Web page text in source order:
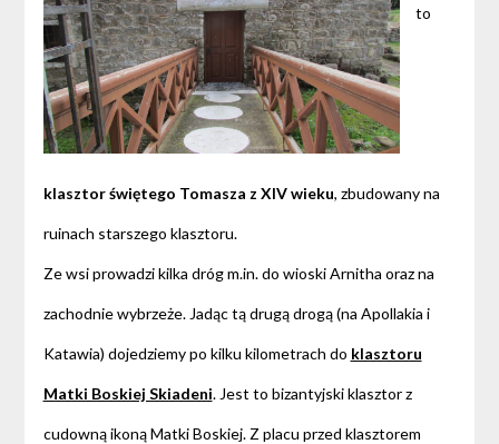
to
klasztor świętego Tomasza z XIV wieku, zbudowany na
ruinach starszego klasztoru.
Ze wsi prowadzi kilka dróg m.in. do wioski Arnitha oraz na
zachodnie wybrzeże. Jadąc tą drugą drogą (na Apollakia i
Katawia) dojedziemy po kilku kilometrach do klasztoru
Matki Boskiej Skiadeni. Jest to bizantyjski klasztor z
cudowną ikoną Matki Boskiej. Z placu przed klasztorem